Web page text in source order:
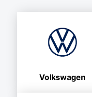
Volkswagen